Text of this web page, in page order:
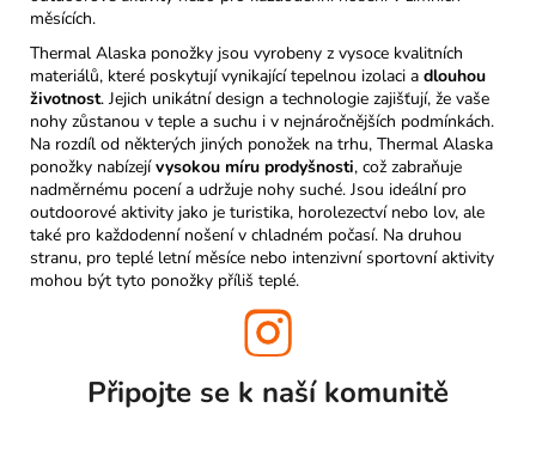
měsících.
Thermal Alaska ponožky jsou vyrobeny z vysoce kvalitních
materiálů, které poskytují vynikající tepelnou izolaci a dlouhou
životnost. Jejich unikátní design a technologie zajišťují, že vaše
nohy zůstanou v teple a suchu i v nejnáročnějších podmínkách.
Na rozdíl od některých jiných ponožek na trhu, Thermal Alaska
ponožky nabízejívysokou míru prodyšnosti, což zabraňuje
nadměrnému pocení a udržuje nohy suché. Jsou ideální pro
outdoorové aktivity jako je turistika, horolezectví nebo lov, ale
také pro každodenní nošení v chladném počasí. Na druhou
stranu, pro teplé letní měsíce nebo intenzivní sportovní aktivity
mohou být tyto ponožky příliš teplé.
Připojte se k naší komunitě